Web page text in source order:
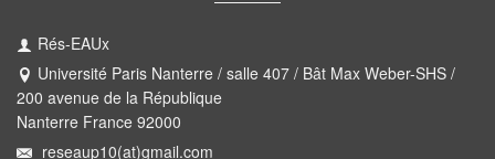
Rés-EAUx
Université Paris Nanterre / salle 407 / Bât Max Weber-SHS /
200 avenue de la République
Nanterre France 92000
reseaup10(at)gmail.com